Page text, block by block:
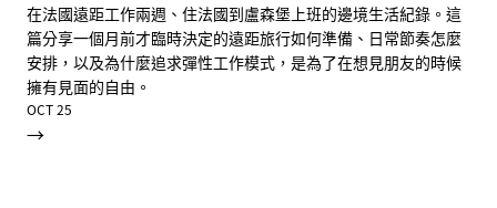
在法國遠距工作兩週、住法國到盧森堡上班的邊境生活紀錄。這
篇分享一個月前才臨時決定的遠距旅行如何準備、日常節奏怎麼
安排，以及為什麼追求彈性工作模式，是為了在想見朋友的時候
擁有見面的自由。
OCT 25
→